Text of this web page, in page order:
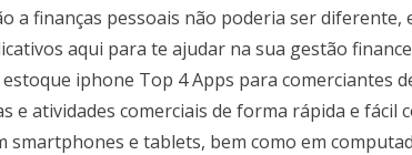
a finanças pessoais não poderia ser
aqui para te ajudar na sua gestão
iphone Top 4 Apps para comerciantes
e atividades comerciais de forma rápida e fácil
smartphones e tablets, bem como em